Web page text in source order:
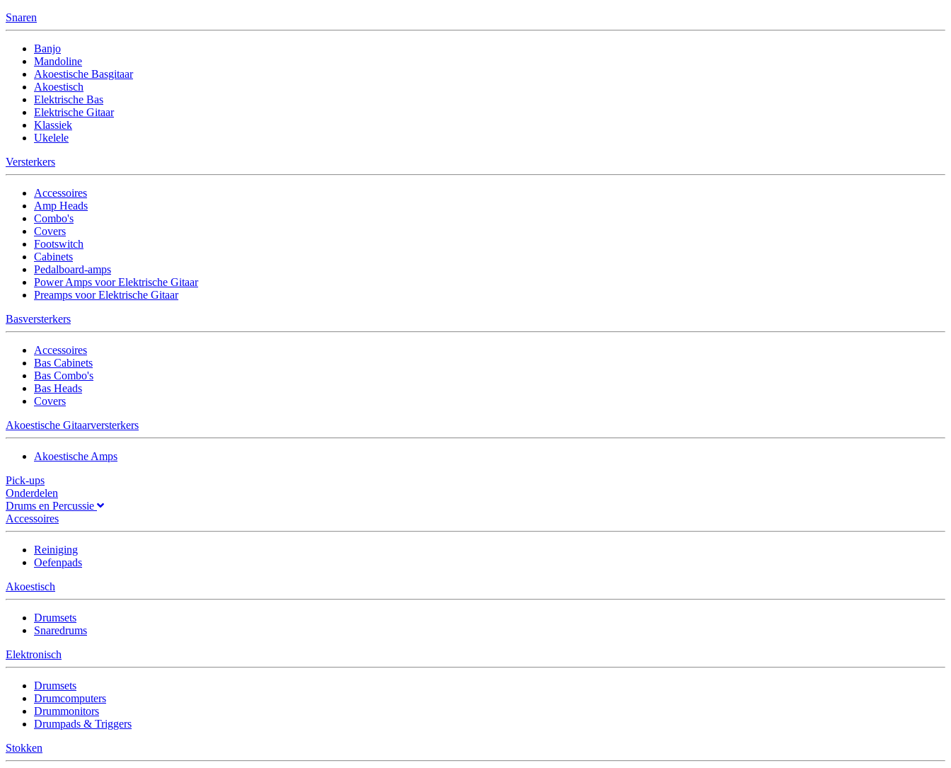
Snaren
Banjo
Mandoline
Akoestische Basgitaar
Akoestisch
Elektrische Bas
Elektrische Gitaar
Klassiek
Ukelele
Versterkers
Accessoires
Amp Heads
Combo's
Covers
Footswitch
Cabinets
Pedalboard-amps
Power Amps voor Elektrische Gitaar
Preamps voor Elektrische Gitaar
Basversterkers
Accessoires
Bas Cabinets
Bas Combo's
Bas Heads
Covers
Akoestische Gitaarversterkers
Akoestische Amps
Pick-ups
Onderdelen
Drums en Percussie
Accessoires
Reiniging
Oefenpads
Akoestisch
Drumsets
Snaredrums
Elektronisch
Drumsets
Drumcomputers
Drummonitors
Drumpads & Triggers
Stokken